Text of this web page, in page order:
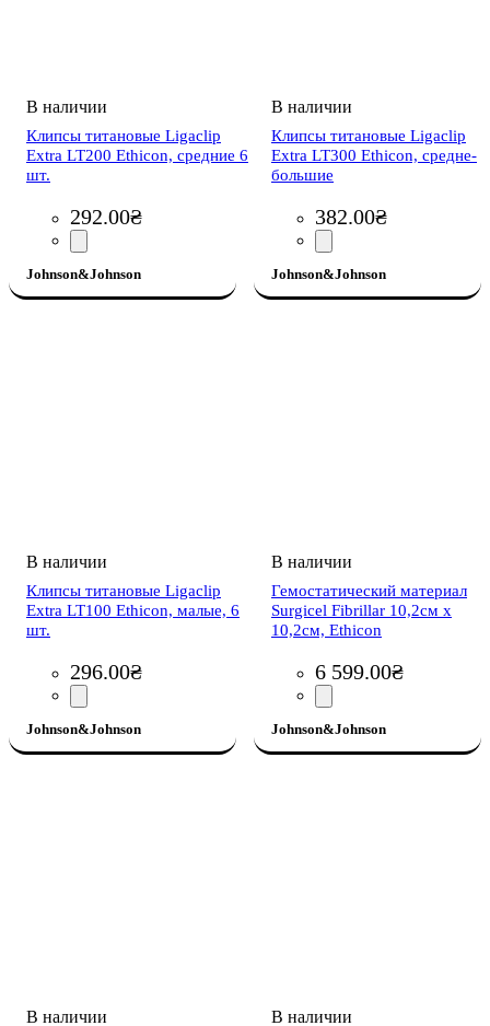
Клипсы титановые Ligaclip
Extra LT200 Ethicon, средние 6
шт.
292.00₴
Johnson&Johnson
Клипсы титановые Ligaclip
Extra LT300 Ethicon, средне-
большие
382.00₴
Johnson&Johnson
Клипсы титановые Ligaclip
Extra LT100 Ethicon, малые, 6
шт.
296.00₴
Johnson&Johnson
Гемостатический материал
Surgicel Fibrillar 10,2см х
10,2см, Ethicon
6 599.00₴
Johnson&Johnson